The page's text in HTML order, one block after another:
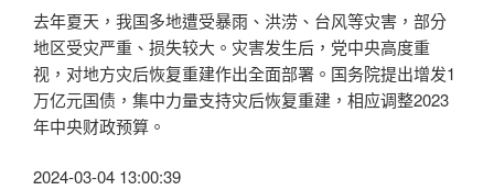
去年夏天，我国多地遭受暴雨、洪涝、台风等灾害，部分
地区受灾严重、损失较大。灾害发生后，党中央高度重
视，对地方灾后恢复重建作出全面部署。国务院提出增发1
万亿元国债，集中力量支持灾后恢复重建，相应调整2023
年中央财政预算。
2024-03-04 13:00:39